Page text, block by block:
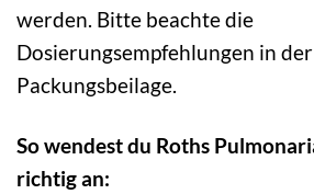
werden. Bitte beachte die
Dosierungsempfehlungen in der
Packungsbeilage.
So wendest du Roths
richtig an: